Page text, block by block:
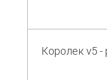
Королек v5 -